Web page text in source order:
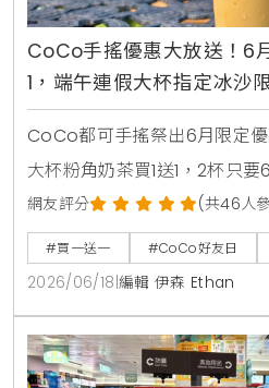
CoCo手搖優惠大放送！6
1，端午連假大杯指定冰沙
CoCo都可手搖祭出6月限定
大杯粉角奶茶買1送1，2杯只
日至6月21日加碼消暑活動，
咖啡、雪沙椰椰冬瓜3款指定
網友評分 (共46人
#買一送一 #CoCo好友日
2026/06/18 編輯 伊森 Ethan